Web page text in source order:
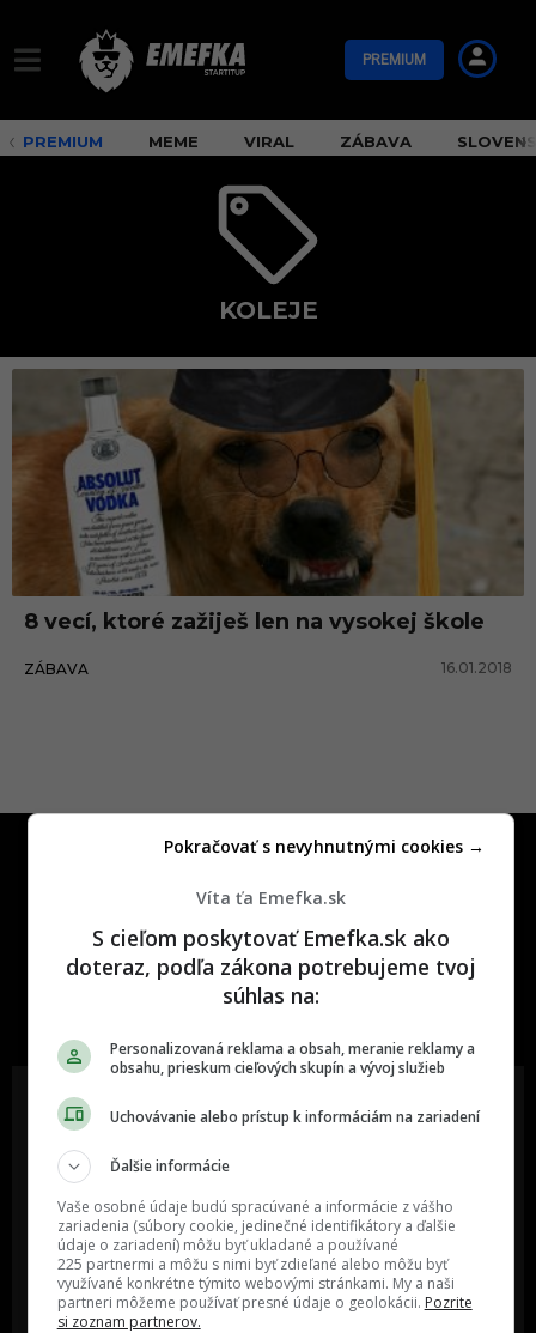
PREMIUM
PREMIUM MEME VIRAL ZÁBAVA
KOLEJE
l
e
8 vecí, ktoré zažiješ len na vysokej škole
ZÁBAVA 16.01.2018
One time najzábavnejšie miesto na
slovenskom internete, next time
Oslov reklamou viac ako milión
ľudí v rôznych vekových
sociálnych sieťach a nakopni svoj
biznis alebo produkt.
MÁM ZÁUJEM O
SPOLUPRÁCU
POŠLI NÁM TIP NA ČLÁNOK
Víta ťa Emefka.sk
S cieľom poskytovať Emefka.sk ako
doteraz, podľa zákona potrebujeme tvoj
súhlas na:
Personalizovaná reklama a obsah, meranie reklamy a
obsahu, prieskum cieľových skupín a vývoj služieb
Uchovávanie alebo prístup k informáciám na zariadení
Ďalšie informácie
Vaše osobné údaje budú spracúvané a informácie z vášho
zariadenia (súbory cookie, jedinečné identifikátory a ďalšie
údaje o zariadení) môžu byť ukladané a používané
225 partnermi a môžu s nimi byť zdieľané alebo môžu byť
využívané konkrétne týmito webovými stránkami. My a naši
partneri môžeme používať presné údaje o geolokácii. Pozrite
si zoznam partnerov.
Pokračovať s nevyhnutnými cookies →